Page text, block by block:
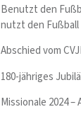
Benutzt den
nutzt den Fußball
Abschied vom
180-jähriges
Missionale 2024